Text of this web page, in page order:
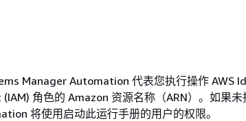
Manager Automation 代表您执行操作 AWS
角色的 Amazon 资源名称（ARN）。如果未
将使用启动此运行手册的用户的权限。